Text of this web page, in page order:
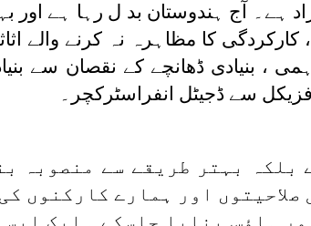
آج ہندوستان بد ل رہا ہے اور
کا مظاہرہ نہ کرنے والے
بنیادی ڈھانچے کے نقصان سے
سے ڈجیٹل انفراسٹرکچر۔
بلکہ بہتر طریقے سے منصوبہ
اور ہمارے کارکنوں
ہاؤس بنایا جاسکے ۔ایک